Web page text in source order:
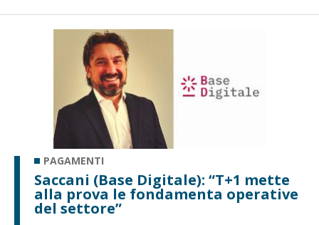
PAGAMENTI
Saccani (Base Digitale): “T+1 mette
alla prova le fondamenta operative
del settore”